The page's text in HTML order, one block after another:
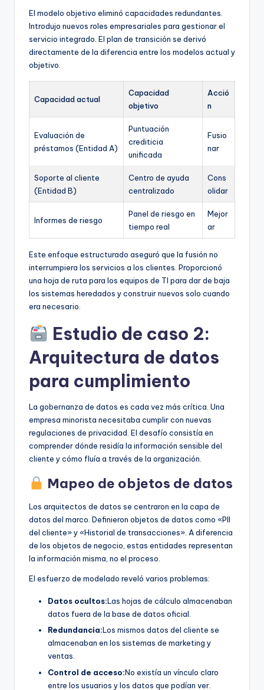
El modelo objetivo eliminó capacidades redundantes.
Introdujo nuevos roles empresariales para gestionar el
servicio integrado. El plan de transición se derivó
directamente de la diferencia entre los modelos actual y
objetivo.
Capacidad actual
Capacidad
objetivo
Acció
n
Evaluación de
préstamos (Entidad A)
Puntuación
crediticia
unificada
Fusio
nar
Soporte al cliente
(Entidad B)
Centro de ayuda
centralizado
Cons
olidar
Informes de riesgo
Panel de riesgo en
tiempo real
Mejor
ar
Este enfoque estructurado aseguró que la fusión no
interrumpiera los servicios a los clientes. Proporcionó
una hoja de ruta para los equipos de TI para dar de baja
los sistemas heredados y construir nuevos solo cuando
era necesario.
Estudio de caso 2:
Arquitectura de datos
para cumplimiento
La gobernanza de datos es cada vez más crítica. Una
empresa minorista necesitaba cumplir con nuevas
regulaciones de privacidad. El desafío consistía en
comprender dónde residía la información sensible del
cliente y cómo fluía a través de la organización.
Mapeo de objetos de datos
Los arquitectos de datos se centraron en la capa de
datos del marco. Definieron objetos de datos como «PII
del cliente» y «Historial de transacciones». A diferencia
de los objetos de negocio, estas entidades representan
la información misma, no el proceso.
El esfuerzo de modelado reveló varios problemas:
Datos ocultos:Las hojas de cálculo almacenaban
datos fuera de la base de datos oficial.
Redundancia:Los mismos datos del cliente se
almacenaban en los sistemas de marketing y
ventas.
Control de acceso:No existía un vínculo claro
entre los usuarios y los datos que podían ver.